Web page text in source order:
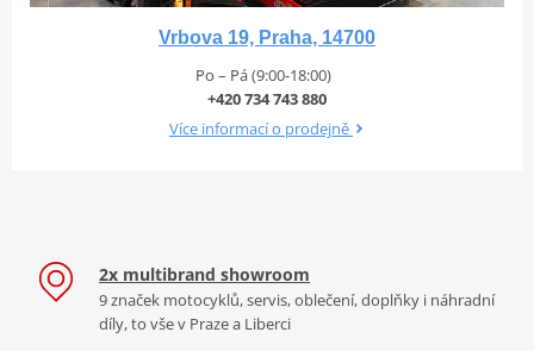
Vrbova 19, Praha, 14700
Po – Pá (9:00-18:00)
+420 734 743 880
Více informací o prodejně
2x multibrand showroom
9 značek motocyklů, servis, oblečení, doplňky i náhradní
díly, to vše v Praze a Liberci